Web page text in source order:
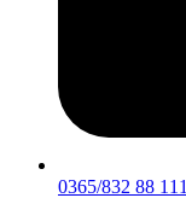
0365/832 88 111